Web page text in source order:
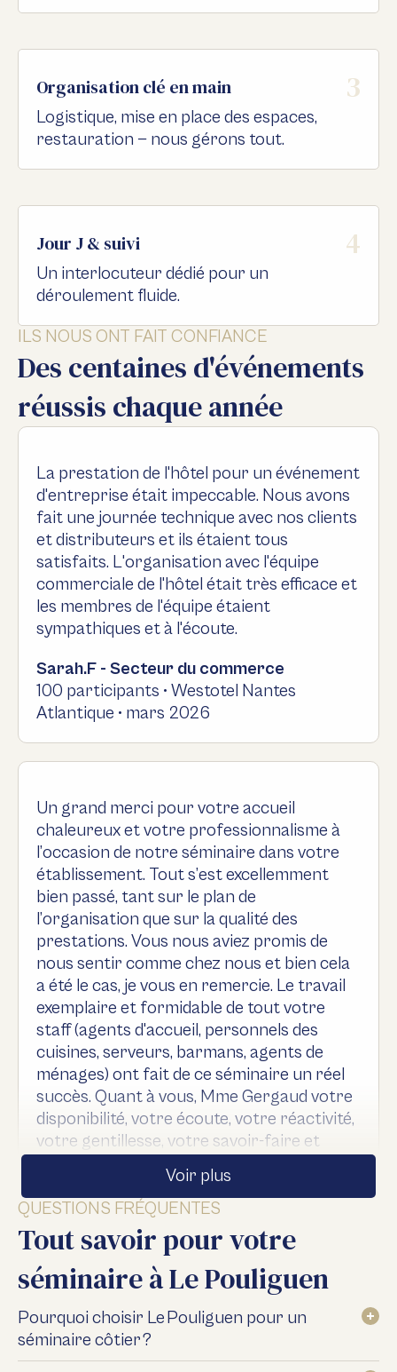
Organisation clé en main 3
Logistique, mise en place des espaces,
restauration — nous gérons tout.
Jour J & suivi 4
Un interlocuteur dédié pour un
déroulement fluide.
ILS NOUS ONT FAIT CONFIANCE
Des centaines d'événements
réussis chaque année
La prestation de l'hôtel pour un événement
d'entreprise était impeccable. Nous avons
fait une journée technique avec nos clients
et distributeurs et ils étaient tous
satisfaits. L'organisation avec l'équipe
commerciale de l'hôtel était très efficace et
les membres de l'équipe étaient
sympathiques et à l'écoute.
Sarah.F - Secteur du commerce
100 participants • Westotel Nantes
Atlantique • mars 2026
Un grand merci pour votre accueil
chaleureux et votre professionnalisme à
l’occasion de notre séminaire dans votre
établissement. Tout s’est excellemment
bien passé, tant sur le plan de
l’organisation que sur la qualité des
prestations. Vous nous aviez promis de
nous sentir comme chez nous et bien cela
a été le cas, je vous en remercie. Le travail
exemplaire et formidable de tout votre
staff (agents d'accueil, personnels des
cuisines, serveurs, barmans, agents de
ménages) ont fait de ce séminaire un réel
succès. Quant à vous, Mme Gergaud votre
disponibilité, votre écoute, votre réactivité,
votre gentillesse, votre savoir-faire et
savoir-être, sans oublier votre efficacité
ont largement contribué à la réussite de
cet événement, et nous avons reçu de
nombreux retours positifs de la part des
participants (beauté du site, cuisine
délicieuse, personnels gentils et
professionnels). Bravo et félicitations à
vous et à toute votre équipe pour ce travail
remarquable et exceptionnel. Cela a été un
réel plaisir de collaborer avec vous, et nous
Voir plus
QUESTIONS FRÉQUENTES
Tout savoir pour votre
séminaire à Le Pouliguen
Pourquoi choisir Le Pouliguen pour un
séminaire côtier ?